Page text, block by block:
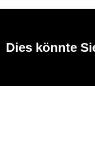
Dies könnte